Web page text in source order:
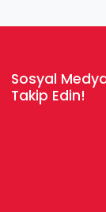
Sosyal
Takip Edin!